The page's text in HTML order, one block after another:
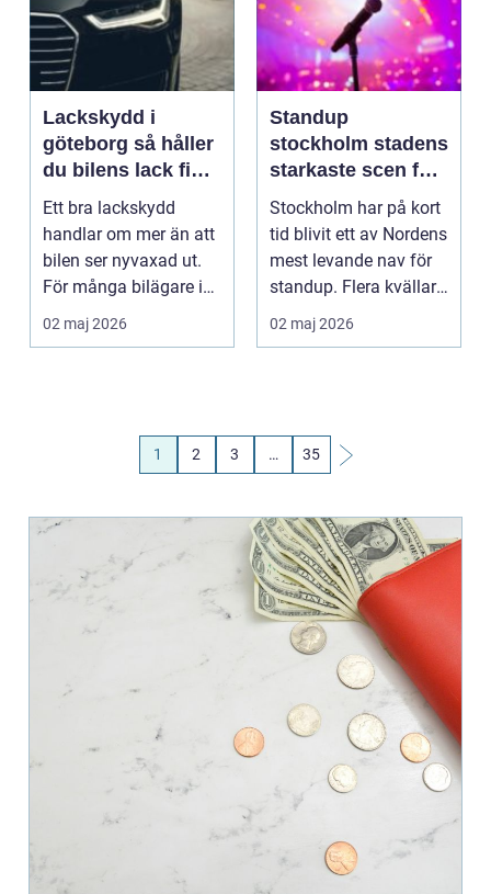
Lackskydd i
göteborg så håller
du bilens lack fin
längre
Ett bra lackskydd
handlar om mer än att
bilen ser nyvaxad ut.
För många bilägare i
Göteborg är det e...
02 maj 2026
Standup
stockholm stadens
starkaste scen för
skratt och
gemenskap
Stockholm har på kort
tid blivit ett av Nordens
mest levande nav för
standup. Flera kvällar i
veckan...
02 maj 2026
1 2 3 … 35